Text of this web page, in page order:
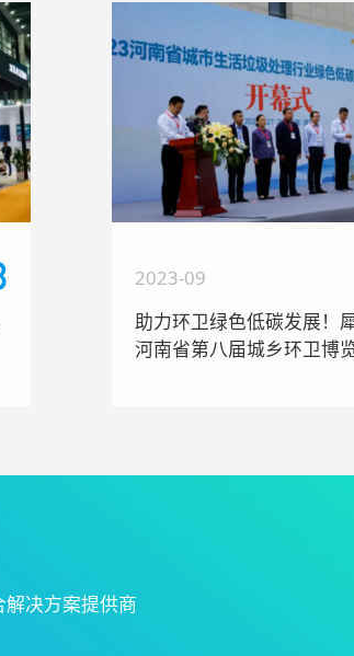
2023-09
助力环卫绿色低碳发展！
河南省第八届城乡环卫博
决方案提供商